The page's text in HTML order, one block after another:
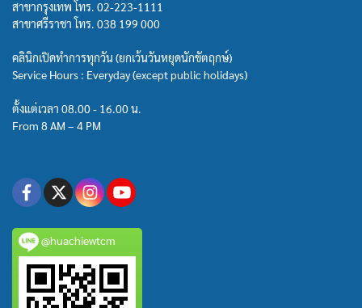
สาขากรุงเทพ โทร. 02-223-1111
สาขาศรีราชา โทร. 038 199 000
คลินิกเปิดทำการทุกวัน (ยกเว้นวันหยุดนักขัตฤกษ์)
Service Hours : Everyday (except public holidays)
ตั้งแต่เวลา 08.00 - 16.00 น.
From 8 AM – 4 PM
@huachiewtcm